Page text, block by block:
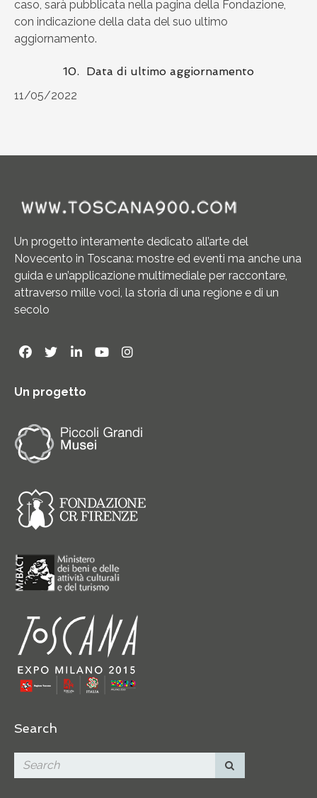
caso, sarà pubblicata nella pagina della Fondazione,
con indicazione della data del suo ultimo
aggiornamento.
10. Data di ultimo aggiornamento
11/05/2022
Un progetto interamente dedicato all’arte del
Novecento in Toscana: mostre ed eventi ma anche una
guida e un’applicazione multimediale per raccontare,
attraverso mille voci, la storia di una regione e di un
secolo
Un progetto
Search